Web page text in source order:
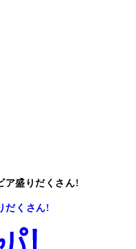
ア盛りだくさん!
だくさん!